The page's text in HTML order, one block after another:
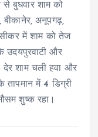
से बुधवार शाम को
अनूपगढ़,
में शाम को तेज
उदयपुरवाटी और
शाम चली हवा और
में 4 डिग्री
शुष्क रहा।